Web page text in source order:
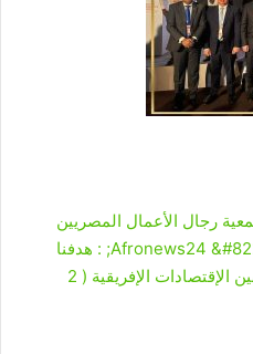
رجال الأعمال المصريين
الأفارقة في حوار مع &#8221; Afronews24 &#8221; : هدفنا
الرئيسي التكامل وليس التنافس بين الإقتصادات الإفريقية ( 2